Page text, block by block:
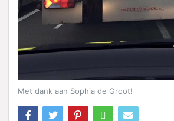
Met dank aan Sophia de Groot!